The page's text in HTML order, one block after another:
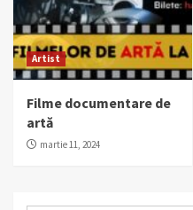
Artist
Filme documentare de
artă
martie 11, 2024